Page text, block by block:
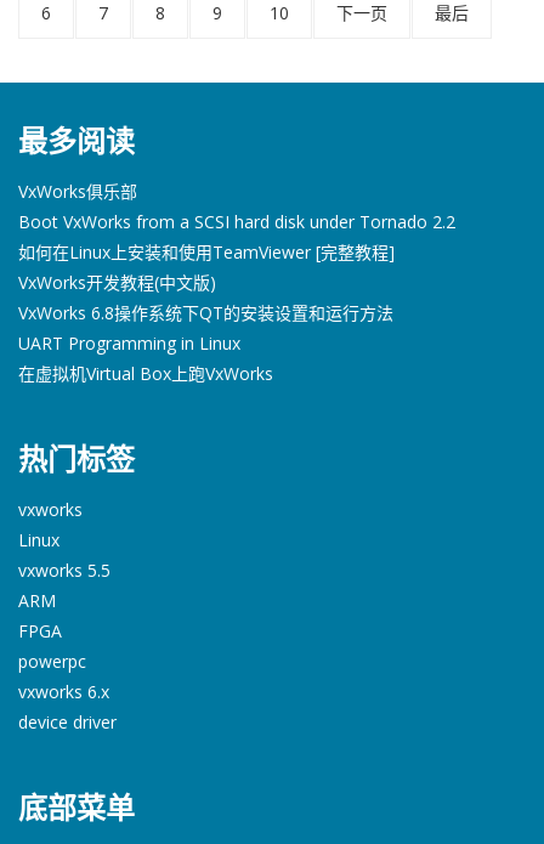
6 7 8 9 10 下一页 最后
最多阅读
VxWorks俱乐部
Boot VxWorks from a SCSI hard disk under Tornado 2.2
如何在Linux上安装和使用TeamViewer [完整教程]
VxWorks开发教程(中文版)
VxWorks 6.8操作系统下QT的安装设置和运行方法
UART Programming in Linux
在虚拟机Virtual Box上跑VxWorks
热门标签
vxworks
Linux
vxworks 5.5
ARM
FPGA
powerpc
vxworks 6.x
device driver
底部菜单